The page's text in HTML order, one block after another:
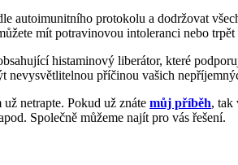
autoimunitního protokolu a dodržovat
mít potravinovou intoleranci nebo
histaminový liberátor, které
nevysvětlitelnou příčinou vašich
netrapte. Pokud už znáte můj příběh, tak
Společně můžeme najít pro vás řešení.